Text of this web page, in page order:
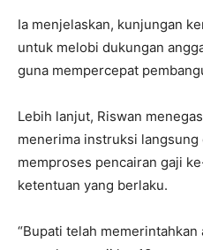
Ia menjelaskan, kunjungan
untuk melobi dukungan
guna mempercepat
Lebih lanjut, Riswan
menerima instruksi
memproses pencairan gaji
ketentuan yang berlaku.
“Bupati telah